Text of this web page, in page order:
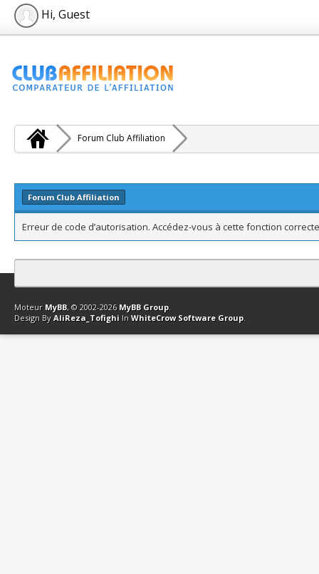
Hi, Guest
Forum Club Affiliation
Forum Club Affiliation
Erreur de code d’autorisation. Accédez-vous à cette fonction
Contact Club Affiliation Retourner en haut Version bas-débit
Moteur MyBB, © 2002-2026 MyBB Group.
Design By AliReza_Tofighi In WhiteCrow Software Group.